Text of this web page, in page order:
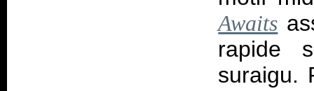
Awaits
rapide
suraigu.